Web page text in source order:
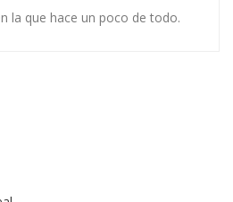
la que hace un poco de todo.